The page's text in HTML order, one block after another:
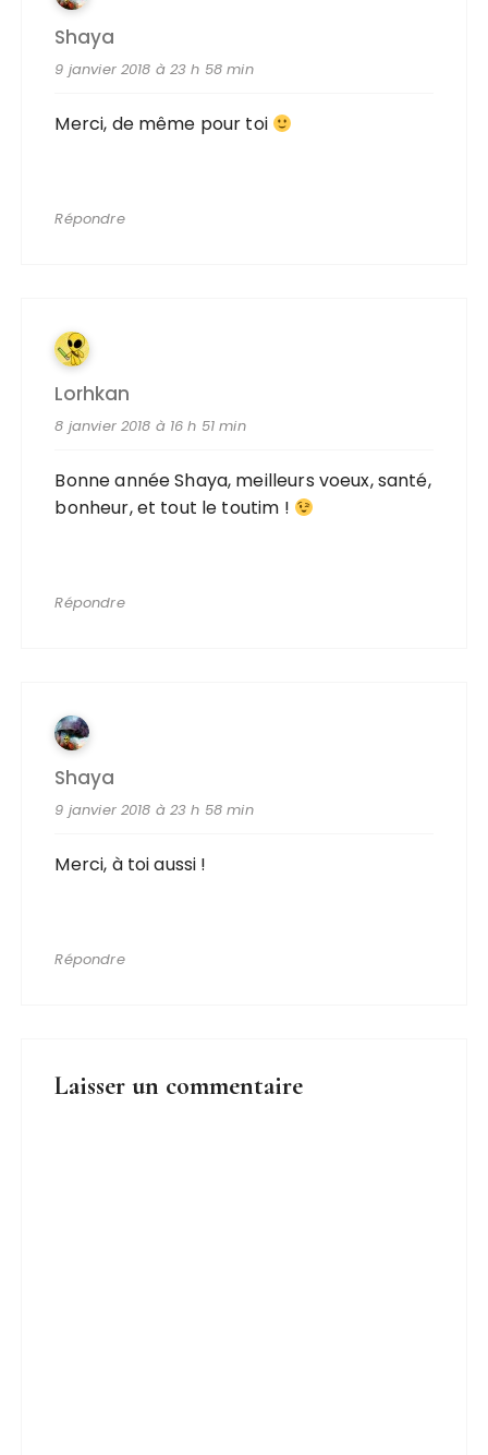
Shaya
9 janvier 2018 à 23 h 58 min
Merci, de même pour toi
Répondre
Lorhkan
8 janvier 2018 à 16 h 51 min
Bonne année Shaya, meilleurs voeux, santé,
bonheur, et tout le toutim !
Répondre
Shaya
9 janvier 2018 à 23 h 58 min
Merci, à toi aussi !
Répondre
Laisser un commentaire